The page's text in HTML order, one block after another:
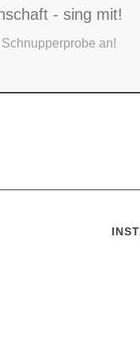
- sing mit!
an!